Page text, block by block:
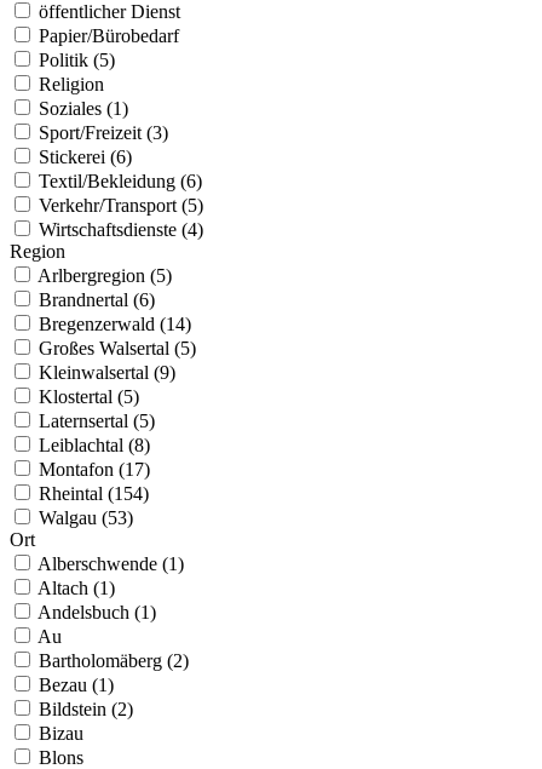
öffentlicher Dienst
Papier/Bürobedarf
Politik (5)
Religion
Soziales (1)
Sport/Freizeit (3)
Stickerei (6)
Textil/Bekleidung (6)
Verkehr/Transport (5)
Wirtschaftsdienste (4)
Region
Arlbergregion (5)
Brandnertal (6)
Bregenzerwald (14)
Großes Walsertal (5)
Kleinwalsertal (9)
Klostertal (5)
Laternsertal (5)
Leiblachtal (8)
Montafon (17)
Rheintal (154)
Walgau (53)
Ort
Alberschwende (1)
Altach (1)
Andelsbuch (1)
Au
Bartholomäberg (2)
Bezau (1)
Bildstein (2)
Bizau
Blons